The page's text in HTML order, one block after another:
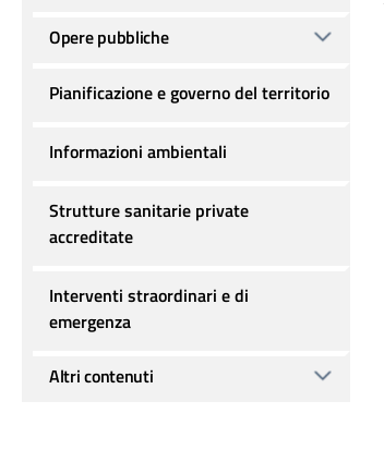
Opere pubbliche
Pianificazione e governo del territorio
Informazioni ambientali
Strutture sanitarie private
accreditate
Interventi straordinari e di
emergenza
Altri contenuti